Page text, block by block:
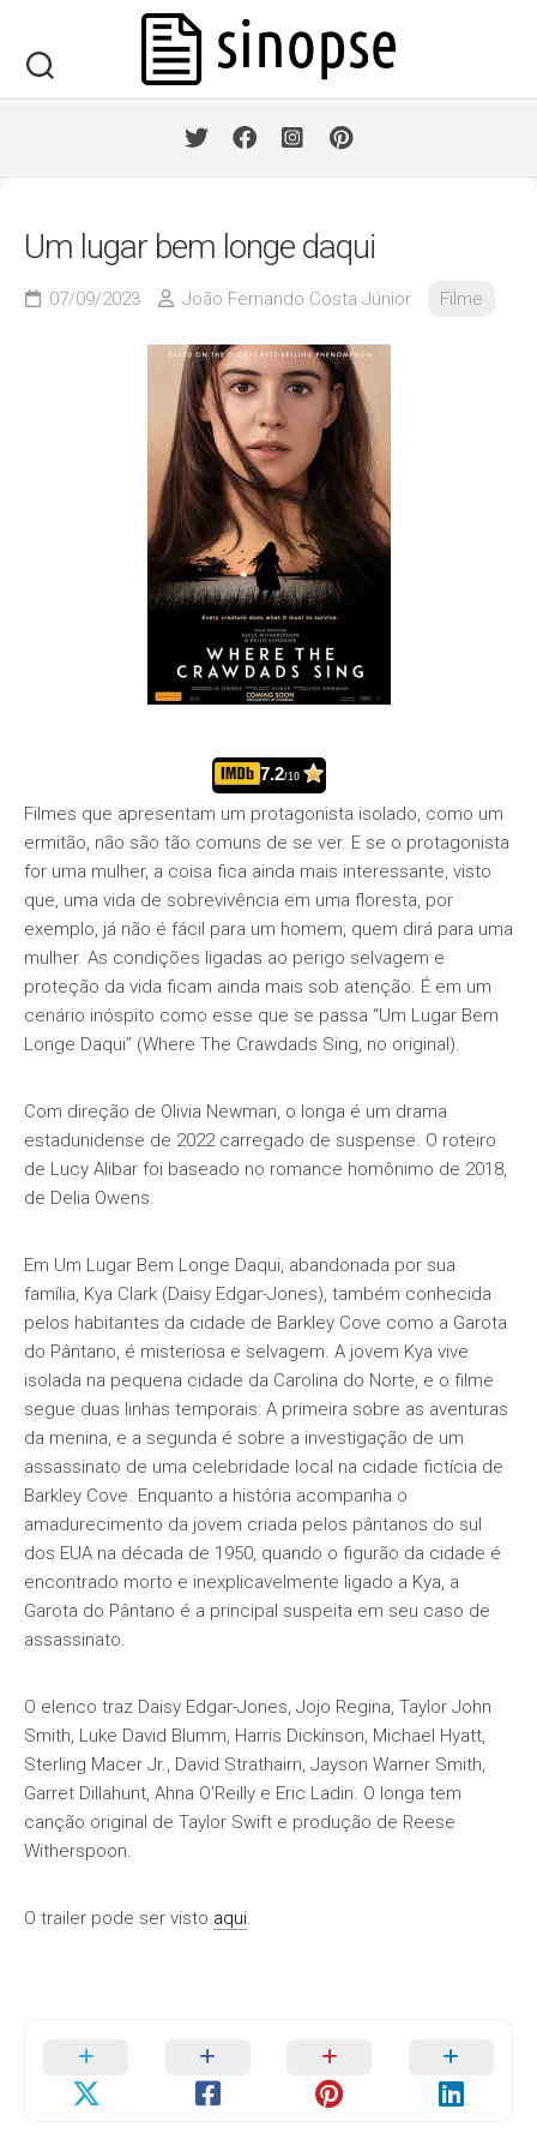
content
Um lugar bem longe daqui
07/09/2023 João Fernando Costa Júnior Filme
7.2/10
Filmes que apresentam um protagonista isolado, como um
ermitão, não são tão comuns de se ver. E se o protagonista
for uma mulher, a coisa fica ainda mais interessante, visto
que, uma vida de sobrevivência em uma floresta, por
exemplo, já não é fácil para um homem, quem dirá para uma
mulher. As condições ligadas ao perigo selvagem e
proteção da vida ficam ainda mais sob atenção. É em um
cenário inóspito como esse que se passa “Um Lugar Bem
Longe Daqui” (Where The Crawdads Sing, no original).
Com direção de Olivia Newman, o longa é um drama
estadunidense de 2022 carregado de suspense. O roteiro
de Lucy Alibar foi baseado no romance homônimo de 2018,
de Delia Owens.
Em Um Lugar Bem Longe Daqui, abandonada por sua
família, Kya Clark (Daisy Edgar-Jones), também conhecida
pelos habitantes da cidade de Barkley Cove como a Garota
do Pântano, é misteriosa e selvagem. A jovem Kya vive
isolada na pequena cidade da Carolina do Norte, e o filme
segue duas linhas temporais: A primeira sobre as aventuras
da menina, e a segunda é sobre a investigação de um
assassinato de uma celebridade local na cidade fictícia de
Barkley Cove. Enquanto a história acompanha o
amadurecimento da jovem criada pelos pântanos do sul
dos EUA na década de 1950, quando o figurão da cidade é
encontrado morto e inexplicavelmente ligado a Kya, a
Garota do Pântano é a principal suspeita em seu caso de
assassinato.
O elenco traz Daisy Edgar-Jones, Jojo Regina, Taylor John
Smith, Luke David Blumm, Harris Dickinson, Michael Hyatt,
Sterling Macer Jr., David Strathairn, Jayson Warner Smith,
Garret Dillahunt, Ahna O’Reilly e Eric Ladin. O longa tem
canção original de Taylor Swift e produção de Reese
Witherspoon.
O trailer pode ser visto aqui.